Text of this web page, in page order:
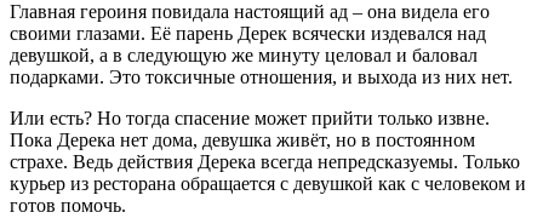
Главная героиня повидала настоящий ад – она видела его
своими глазами. Её парень Дерек всячески издевался над
девушкой, а в следующую же минуту целовал и баловал
подарками. Это токсичные отношения, и выхода из них нет.
Или есть? Но тогда спасение может прийти только извне.
Пока Дерека нет дома, девушка живёт, но в постоянном
страхе. Ведь действия Дерека всегда непредсказуемы. Только
курьер из ресторана обращается с девушкой как с человеком и
готов помочь.